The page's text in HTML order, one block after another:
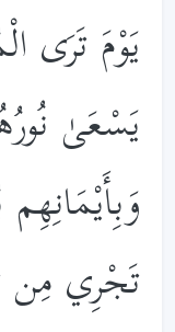
يَوْمَ تَرَى
يَسْعَىٰ
تَجْرِي مِن